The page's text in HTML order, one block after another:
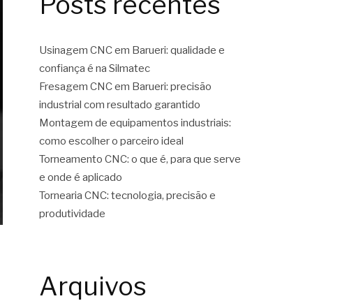
Usinagem CNC em Barueri: qualidade e
confiança é na Silmatec
Fresagem CNC em Barueri: precisão
industrial com resultado garantido
Montagem de equipamentos industriais:
como escolher o parceiro ideal
Torneamento CNC: o que é, para que serve
e onde é aplicado
Tornearia CNC: tecnologia, precisão e
produtividade
Arquivos